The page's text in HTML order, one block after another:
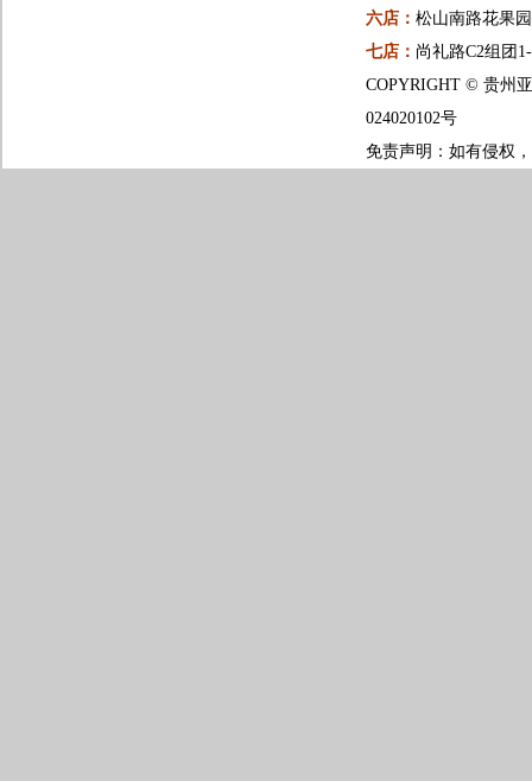
六店： 松山南路花果
七店： 尚礼路C2组团
COPYRIGHT © 贵州
024020102号
免责声明：如有侵权